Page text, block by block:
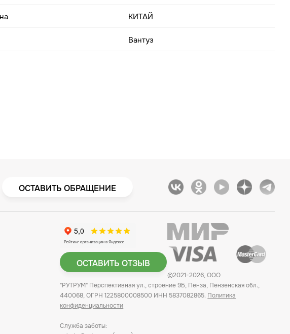
КИТАЙ
Вантуз
ОСТАВИТЬ ОБРАЩЕНИЕ
ОСТАВИТЬ ОТЗЫВ
©2021-2026, ООО
"РУТРУМ" Перспективная ул., строение 9Б, Пенза, Пензенская обл.,
440068, ОГРН 1225800008500 ИНН 5837082865. Политика
конфиденциальности
Служба заботы: